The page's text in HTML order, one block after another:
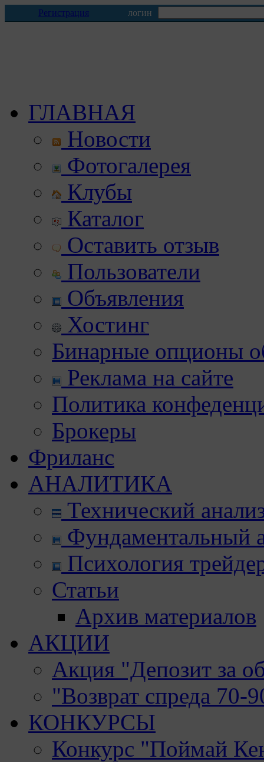
Регистрация логин
ГЛАВНАЯ
Новости
Фотогалерея
Клубы
Каталог
Оставить отзыв
Пользователи
Объявления
Хостинг
Бинарные опционы
Реклама на сайте
Политика
Брокеры
Фриланс
АНАЛИТИКА
Технический
Фундаментальный
Психология
Статьи
Архив материалов
АКЦИИ
Акция "Депозит за
"Возврат спреда 70-
КОНКУРСЫ
Конкурс "Поймай